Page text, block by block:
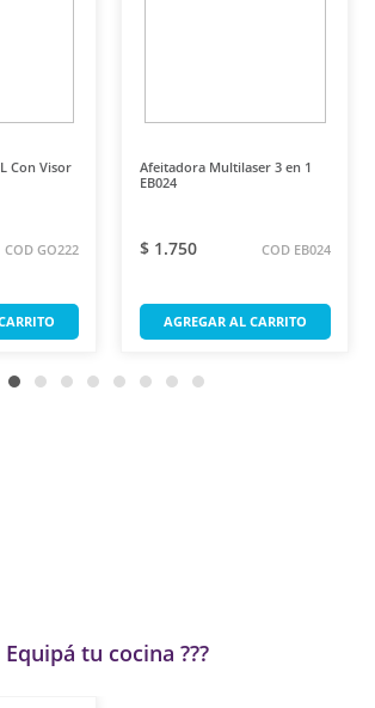
COD GO222
Afeitadora Multilaser 3 en 1
EB024
$ 1.750 COD EB024
AGREGAR AL CARRITO
Equipá tu cocina ??‍?